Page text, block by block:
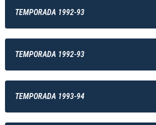
TEMPORADA 1992-93
TEMPORADA 1992-93
TEMPORADA 1993-94